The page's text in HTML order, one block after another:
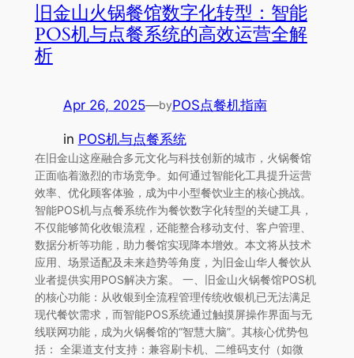
旧金山火锅餐馆数字化转型：智能
POS机与点餐系统的高效运营全解
析
Apr 26, 2025—byPOS点餐机指南
in POS机与点餐系统
在旧金山这座融合多元文化与科技创新的城市，火锅餐馆
正面临着激烈的市场竞争。如何通过智能化工具提升运营
效率、优化顾客体验，成为中小型餐饮业主的核心挑战。
智能POS机与点餐系统作为餐饮数字化转型的关键工具，
不仅能够简化收银流程，还能整合移动支付、客户管理、
数据分析等功能，助力餐馆实现降本增效。本文将从技术
应用、场景适配及未来趋势等角度，为旧金山华人餐饮从
业者提供实用POS解决方案。 一、旧金山火锅餐馆POS机
的核心功能：从收银到全流程管理传统收银机已无法满足
现代餐饮需求，而智能POS系统通过触摸屏操作界面与无
线联网功能，成为火锅餐馆的“智慧大脑”。其核心优势包
括： 全渠道支付支持：兼容刷卡机、二维码支付（如微